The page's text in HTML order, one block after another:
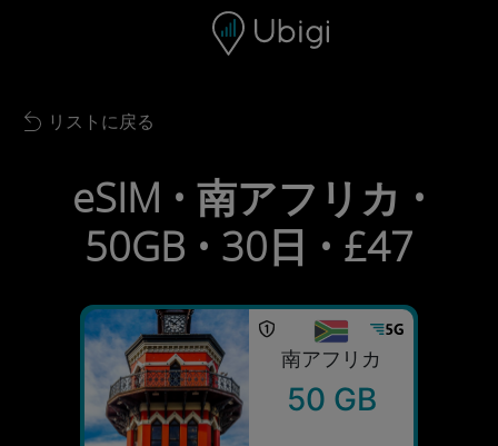
ナビゲーションバー フッター
Back to list
リストに戻る
eSIM • 南アフリカ •
50GB • 30日 • £47
南アフリカ
50 GB